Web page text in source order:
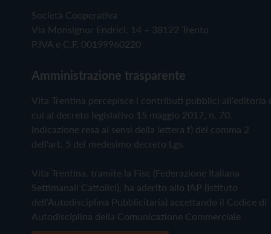
Società Cooperativa
Via Monsignor Endrici, 14 – 38122 Trento
P.IVA e C.F. 00199960220
Amministrazione trasparente
Vita Trentina percepisce i contributi pubblici all'editoria
cui al decreto legislativo 15 maggio 2017, n. 70.
Indicazione resa ai sensi della lettera f) del comma 2
dell'art. 5 del medesimo decreto Lgs.
Vita Trentina, tramite la Fisc (Federazione Italiana
Settimanali Cattolici), ha aderito allo IAP (Istituto
dell'Autodisciplina Pubblicitaria) accettando il Codice di
Autodisciplina della Comunicazione Commerciale